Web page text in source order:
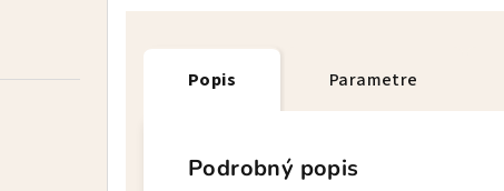
Popis Parametre
Podrobný popis